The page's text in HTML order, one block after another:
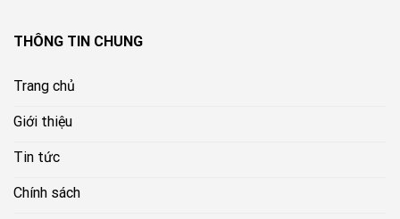
THÔNG TIN CHUNG
Trang chủ
Giới thiệu
Tin tức
Chính sách